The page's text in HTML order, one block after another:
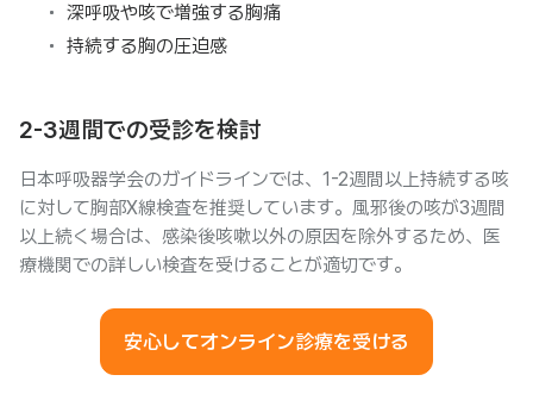
深呼吸や咳で増強する胸痛
持続する胸の圧迫感
2-3週間での受診を検討
日本呼吸器学会のガイドラインでは、1-2週間以上持続する咳
に対して胸部X線検査を推奨しています。風邪後の咳が3週間
以上続く場合は、感染後咳嗽以外の原因を除外するため、医
療機関での詳しい検査を受けることが適切です。
安心してオンライン診療を受ける